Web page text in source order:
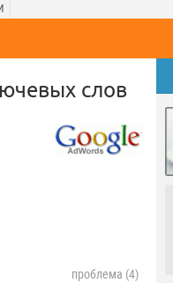
слов
проблема (4)